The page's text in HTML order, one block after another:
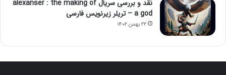
نقد و بررسی سریال alexanser : the making of
a god – تریلر زیرنویس فارسی
۲۲ بهمن ۱۴۰۲